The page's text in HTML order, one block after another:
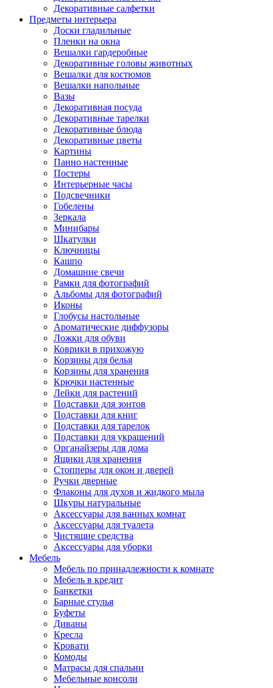
Декоративные салфетки
Предметы интерьера
Доски гладильные
Пленки на окна
Вешалки гардеробные
Декоративные головы животных
Вешалки для костюмов
Вешалки напольные
Вазы
Декоративная посуда
Декоративные тарелки
Декоративные блюда
Декоративные цветы
Картины
Панно настенные
Постеры
Интерьерные часы
Подсвечники
Гобелены
Зеркала
Минибары
Шкатулки
Ключницы
Кашпо
Домашние свечи
Рамки для фотографий
Альбомы для фотографий
Иконы
Глобусы настольные
Ароматические диффузоры
Ложки для обуви
Коврики в прихожую
Корзины для белья
Корзины для хранения
Крючки настенные
Лейки для растений
Подставки для зонтов
Подставки для книг
Подставки для тарелок
Подставки для украшений
Органайзеры для дома
Ящики для хранения
Стопперы для окон и дверей
Ручки дверные
Флаконы для духов и жидкого мыла
Шкуры натуральные
Аксессуары для ванных комнат
Аксессуары для туалета
Чистящие средства
Аксессуары для уборки
Мебель
Мебель по принадлежности к комнате
Мебель в кредит
Банкетки
Барные стулья
Буфеты
Диваны
Кресла
Кровати
Комоды
Матрасы для спальни
Мебельные консоли